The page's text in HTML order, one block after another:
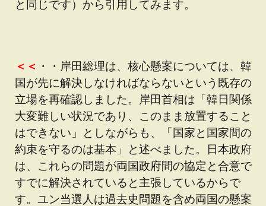
と同じです）から引用してみます。
＜＜ ・・岸田総理は、核心懸案については、韓
国が先に解決しなければならないという既存の
立場を再確認しました。岸田首相は「韓日関係
大変難しい状況であり、このまま放置すること
はできない」としながらも、「国家と国家間の
約束を守るのは基本」と述べました。日本政府
は、これらの問題が両国政府間の協定と合意で
すでに解決されていると主張しているからで
す。ユン当選人は過去史問題を含め両国の懸案